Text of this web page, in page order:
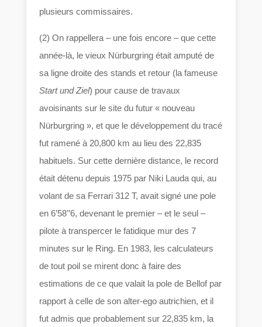
plusieurs commissaires.
(2) On rappellera – une fois encore – que cette
année-là, le vieux Nürburgring était amputé de
sa ligne droite des stands et retour (la fameuse
Start und Ziel) pour cause de travaux
avoisinants sur le site du futur « nouveau
Nürburgring », et que le développement du tracé
fut ramené à 20,800 km au lieu des 22,835
habituels. Sur cette dernière distance, le record
était détenu depuis 1975 par Niki Lauda qui, au
volant de sa Ferrari 312 T, avait signé une pole
en 6’58’’6, devenant le premier – et le seul –
pilote à transpercer le fatidique mur des 7
minutes sur le Ring. En 1983, les calculateurs
de tout poil se mirent donc à faire des
estimations de ce que valait la pole de Bellof par
rapport à celle de son alter-ego autrichien, et il
fut admis que probablement sur 22,835 km, la